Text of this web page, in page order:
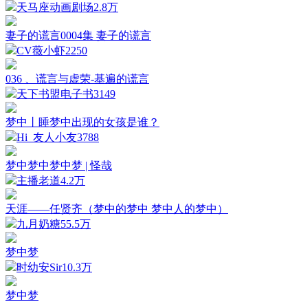
天马座动画剧场2.8万
妻子的谎言0004集 妻子的谎言
CV薇小虾2250
036 、谎言与虚荣-基遍的谎言
天下书盟电子书3149
梦中丨睡梦中出现的女孩是谁？
Hi_友人小友3788
梦中梦中梦中梦 | 怪哉
主播老道4.2万
天涯——任贤齐（梦中的梦中 梦中人的梦中）
九月奶糖55.5万
梦中梦
时幼安Sir10.3万
梦中梦